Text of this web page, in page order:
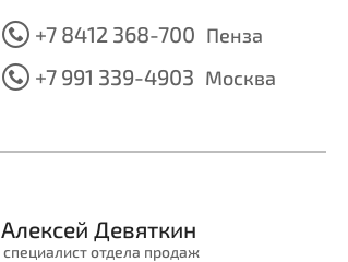
+7 8412 368-700 Пенза
+7 991 339-4903 Москва
Алексей Девяткин
специалист отдела продаж